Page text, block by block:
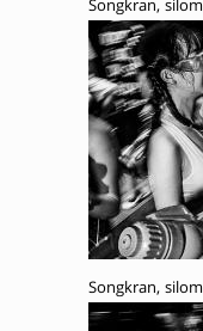
Songkran, silom
Songkran, silom